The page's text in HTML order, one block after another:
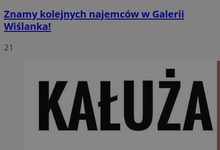
Znamy kolejnych najemców w Galerii
Wiślanka!
21